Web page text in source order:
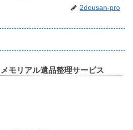
2dousan-pro
メモリアル遺品整理サービス